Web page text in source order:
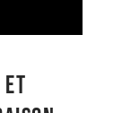
et